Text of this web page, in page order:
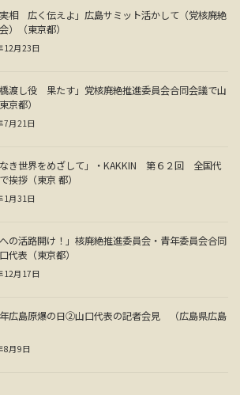
実相 広く伝えよ」広島サミット活かして（党核廃絶
）（東京都）
12月23日
橋渡し役 果たす」党核廃絶推進委員会合同会議で山
京都）
7月21日
なき世界をめざして」・KAKKIN 第６２回 全国代
挨拶（東京 都）
1月31日
への活路開け！」核廃絶推進委員会・青年委員会合同
代表（東京都）
12月17日
広島原爆の日②山口代表の記者会見 （広島県広島
8月9日